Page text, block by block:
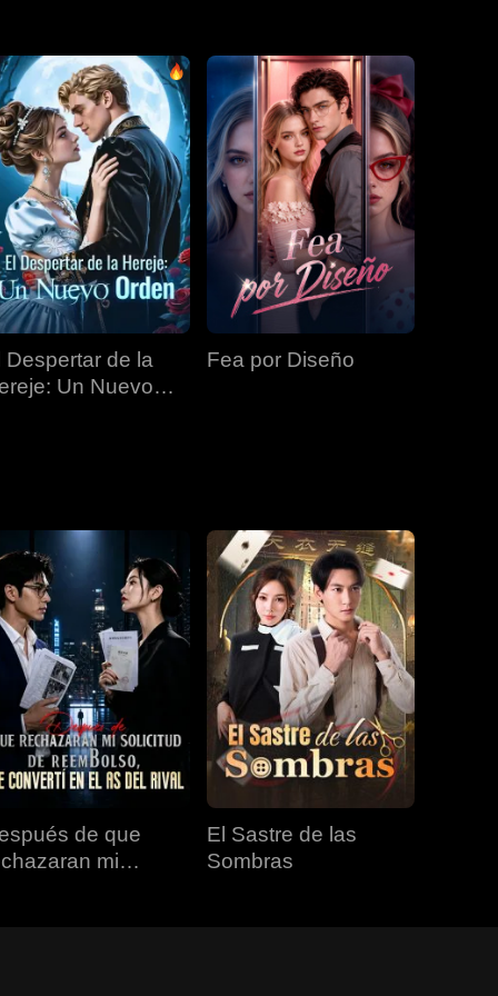
EP 34 EP 35
Despertar de la
Un Nuevo
Fea por Diseño
de que
mi
El Sastre de las
Sombras